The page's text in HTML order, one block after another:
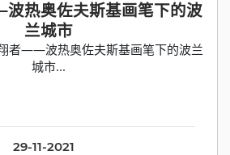
29-11-2021
热奥佐夫斯基画笔下的波
兰城市
者——波热奥佐夫斯基画笔下的波兰
城市...